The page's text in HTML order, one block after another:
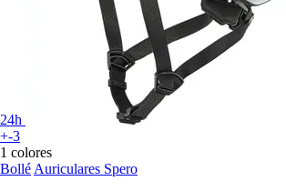
24h
+-3
1 colores
Bollé Auriculares Spero